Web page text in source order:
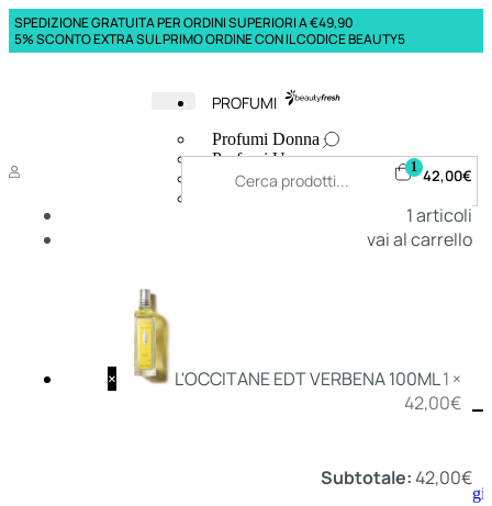
SPEDIZIONE GRATUITA PER ORDINI SUPERIORI A €49,90
5% SCONTO EXTRA SUL PRIMO ORDINE CON IL CODICE BEAUTY5
PROFUMI
Profumi Donna
Profumi Uomo
Deodoranti Donna
Deo
Aggiungi
1 42,00€
1articoli
vai al carrello
× L'OCCITANE EDT VERBENA 100ML1 ×
42,00€
Subtotale:42,00€